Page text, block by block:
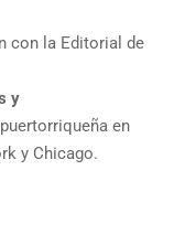
con la Editorial de
y
en
y Chicago.